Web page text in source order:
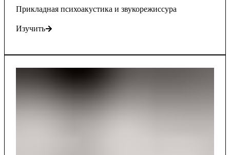
Прикладная психоакустика и звукорежиссура
Изучить